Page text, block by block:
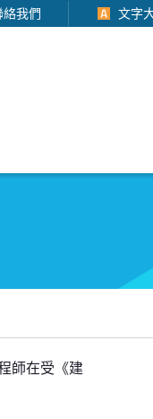
絡我們 文字
師在受《建